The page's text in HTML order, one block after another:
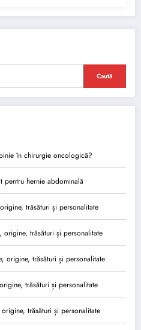
Caută
în chirurgie oncologică?
pentru hernie abdominală
trăsături și personalitate
origine, trăsături și personalitate
origine, trăsături și personalitate
trăsături și personalitate
trăsături și personalitate